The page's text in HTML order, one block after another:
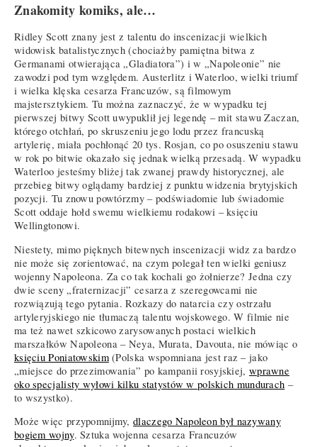
Znakomity komiks, ale…
Ridley Scott znany jest z talentu do inscenizacji wielkich
widowisk batalistycznych (chociażby pamiętna bitwa z
Germanami otwierająca „Gladiatora”) i w „Napoleonie” nie
zawodzi pod tym względem. Austerlitz i Waterloo, wielki triumf
i wielka klęska cesarza Francuzów, są filmowym
majstersztykiem. Tu można zaznaczyć, że w wypadku tej
pierwszej bitwy Scott uwypuklił jej legendę – mit stawu Zaczan,
którego otchłań, po skruszeniu jego lodu przez francuską
artylerię, miała pochłonąć 20 tys. Rosjan, co po osuszeniu stawu
w rok po bitwie okazało się jednak wielką przesadą. W wypadku
Waterloo jesteśmy bliżej tak zwanej prawdy historycznej, ale
przebieg bitwy oglądamy bardziej z punktu widzenia brytyjskich
pozycji. Tu znowu powtórzmy – podświadomie lub świadomie
Scott oddaje hołd swemu wielkiemu rodakowi – księciu
Wellingtonowi.
Niestety, mimo pięknych bitewnych inscenizacji widz za bardzo
nie może się zorientować, na czym polegał ten wielki geniusz
wojenny Napoleona. Za co tak kochali go żołnierze? Jedna czy
dwie sceny „fraternizacji” cesarza z szeregowcami nie
rozwiązują tego pytania. Rozkazy do natarcia czy ostrzału
artyleryjskiego nie tłumaczą talentu wojskowego. W filmie nie
ma też nawet szkicowo zarysowanych postaci wielkich
marszałków Napoleona – Neya, Murata, Davouta, nie mówiąc o
księciu Poniatowskim(Polska wspomniana jest raz – jako
„miejsce do przezimowania” po kampanii rosyjskiej, wprawne
oko specjalisty wyłowi kilku statystów w polskich mundurach –
to wszystko).
Może więc przypomnijmy,dlaczego Napoleon był nazywany
bogiem wojny. Sztuka wojenna cesarza Francuzów